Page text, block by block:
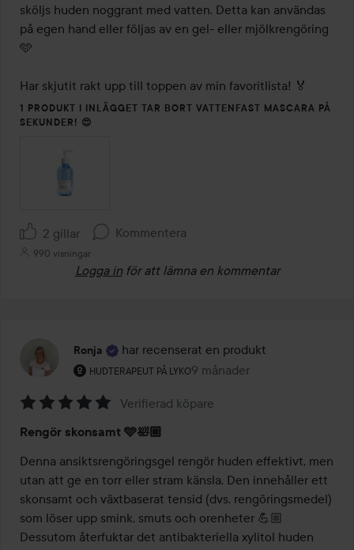
sköljs huden noggrant med vatten. Detta kan användas
på egen hand eller följas av en gel- eller mjölkrengöring
🩵
Har skjutit rakt upp till toppen av min favoritlista! 🏅
1 PRODUKT I INLÄGGET TAR BORT VATTENFAST MASCARA PÅ
SEKUNDER! 😍
2 gillar Kommentera
990 visningar
Logga in för att lämna en kommentar
Ronja har recenserat en produkt
HUDTERAPEUT PÅ LYKO
Användarens roll: Hudterapeut på Lyko.
9 månader
Inlägget skapades 9 månader
5
av
5
Verifierad köpare
Rengör skonsamt 🩵🛀🏼
Denna ansiktsrengöringsgel rengör huden effektivt, men
utan att ge en torr eller stram känsla. Den innehåller ett
skonsamt och växtbaserat tensid (dvs. rengöringsmedel)
som löser upp smink, smuts och orenheter 💪🏼
Dessutom återfuktar det antibakteriella xylitol huden